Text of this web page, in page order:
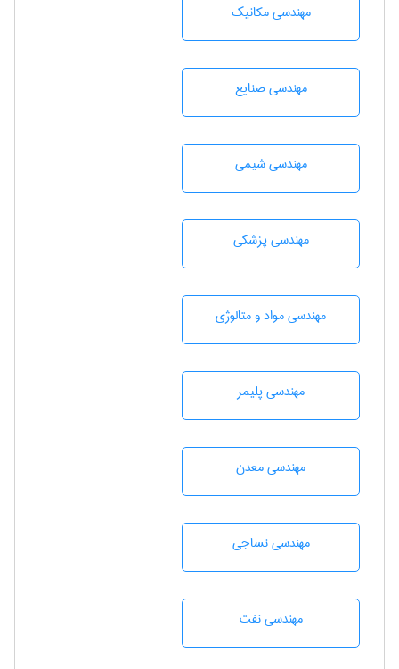
مهندسی مکانیک
مهندسی صنايع
مهندسي شيمی
مهندسی پزشکی
مهندسی مواد و متالوژی
مهندسی پليمر
مهندسی معدن
مهندسي نساجی
مهندسی نفت